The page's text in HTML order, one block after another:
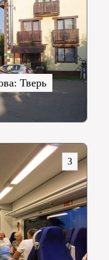
Тверь
3